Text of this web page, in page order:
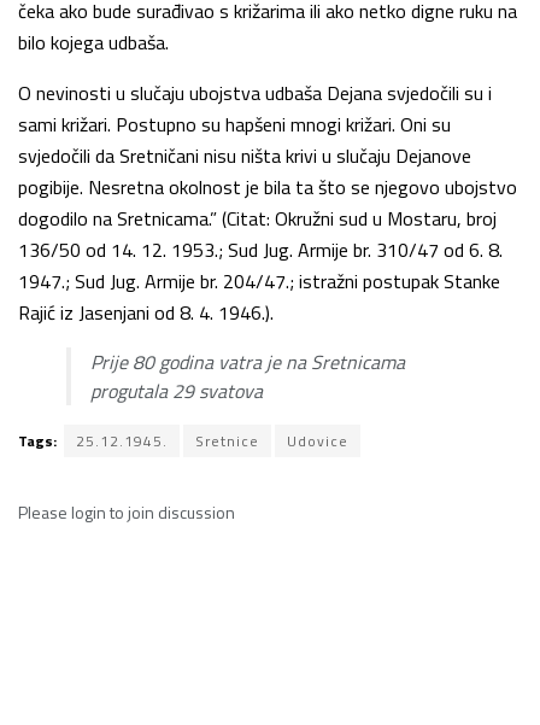
čeka ako bude surađivao s križarima ili ako netko digne ruku na
bilo kojega udbaša.
O nevinosti u slučaju ubojstva udbaša Dejana svjedočili su i
sami križari. Postupno su hapšeni mnogi križari. Oni su
svjedočili da Sretničani nisu ništa krivi u slučaju Dejanove
pogibije. Nesretna okolnost je bila ta što se njegovo ubojstvo
dogodilo na Sretnicama.” (Citat: Okružni sud u Mostaru, broj
136/50 od 14. 12. 1953.; Sud Jug. Armije br. 310/47 od 6. 8.
1947.; Sud Jug. Armije br. 204/47.; istražni postupak Stanke
Rajić iz Jasenjani od 8. 4. 1946.).
Prije 80 godina vatra je na Sretnicama
progutala 29 svatova
Tags: 25.12.1945. Sretnice Udovice
Please loginto join discussion